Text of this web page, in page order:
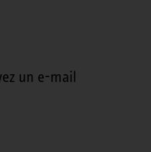
un e-mail